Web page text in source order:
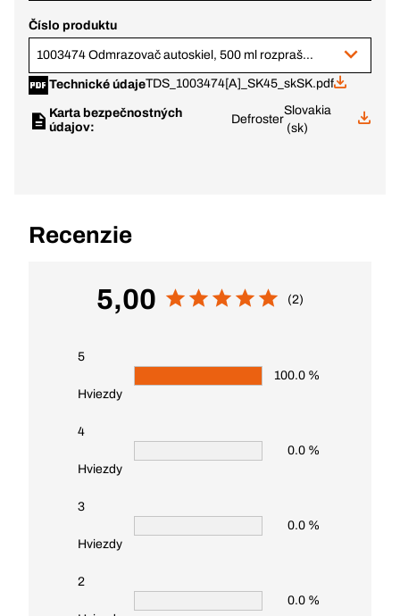
Číslo produktu
1003474 Odmrazovač autoskiel, 500 ml rozprašovač
Technické údajeTDS_1003474[A]_SK45_skSK.pdf
Karta bezpečnostných
údajov:
Defroster
Slovakia
(sk)
Recenzie
5,00 (2)
5
Hviezdy
100.0 %
4
Hviezdy
0.0 %
3
Hviezdy
0.0 %
2
0.0 %